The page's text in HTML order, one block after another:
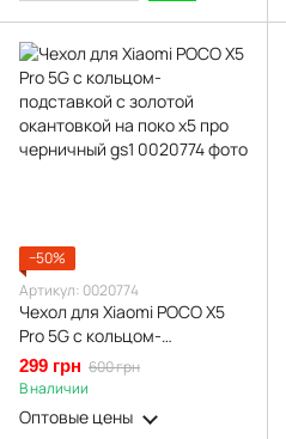
−50%
Артикул: 0020774
Чехол для Xiaomi POCO X5
Pro 5G с кольцом-
подставкой с золотой
окантовкой на поко х5 про
черничный gs1
299 грн 600 грн
В наличии
Оптовые цены